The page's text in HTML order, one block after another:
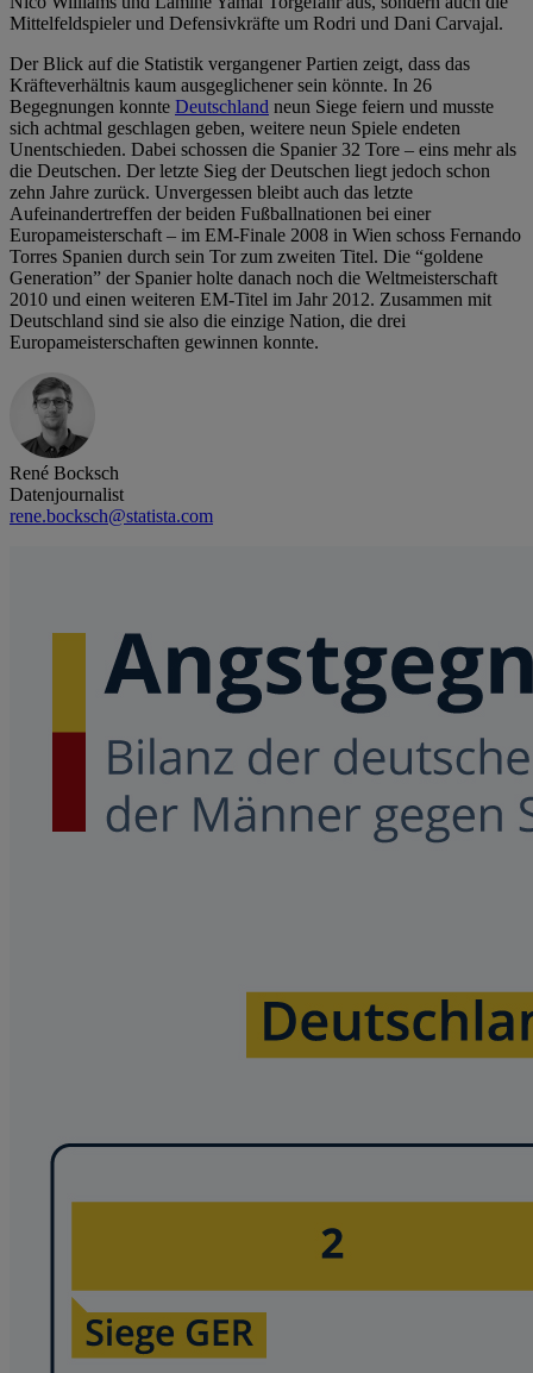
Mittelfeldspieler und Defensivkräfte um Rodri und Dani Carvajal.
Der Blick auf die Statistik vergangener Partien zeigt, dass das
Kräfteverhältnis kaum ausgeglichener sein könnte. In 26
Begegnungen konnte Deutschland neun Siege feiern und musste
sich achtmal geschlagen geben, weitere neun Spiele endeten
Unentschieden. Dabei schossen die Spanier 32 Tore – eins mehr als
die Deutschen. Der letzte Sieg der Deutschen liegt jedoch schon
zehn Jahre zurück. Unvergessen bleibt auch das letzte
Aufeinandertreffen der beiden Fußballnationen bei einer
Europameisterschaft – im EM-Finale 2008 in Wien schoss Fernando
Torres Spanien durch sein Tor zum zweiten Titel. Die “goldene
Generation” der Spanier holte danach noch die Weltmeisterschaft
2010 und einen weiteren EM-Titel im Jahr 2012. Zusammen mit
Deutschland sind sie also die einzige Nation, die drei
Europameisterschaften gewinnen konnte.
René Bocksch
Datenjournalist
rene.bocksch@statista.com